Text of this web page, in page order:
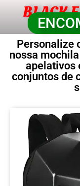
BLACK
Personalize
nossa
apelativos
conjuntos de